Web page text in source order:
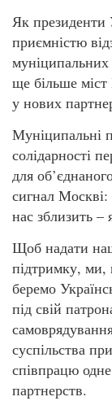
Як президенти
приємністю
ще більше міст
у нових
Муніципальні
солідарності
для
сигнал Москві:
нас зблизить –
Щоб надати
підтримку, ми,
беремо
під свій
суспільства
співпрацю
партнерств.